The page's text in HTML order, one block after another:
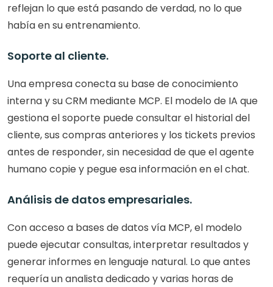
reflejan lo que está pasando de verdad, no lo que
había en su entrenamiento.
Soporte al cliente.
Una empresa conecta su base de conocimiento
interna y su CRM mediante MCP. El modelo de IA que
gestiona el soporte puede consultar el historial del
cliente, sus compras anteriores y los tickets previos
antes de responder, sin necesidad de que el agente
humano copie y pegue esa información en el chat.
Análisis de datos empresariales.
Con acceso a bases de datos vía MCP, el modelo
puede ejecutar consultas, interpretar resultados y
generar informes en lenguaje natural. Lo que antes
requería un analista dedicado y varias horas de